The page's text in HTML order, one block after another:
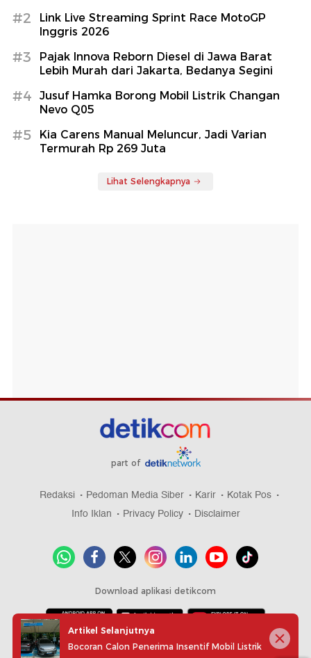
#2
Link Live Streaming Sprint Race MotoGP
Inggris 2026
#3
Pajak Innova Reborn Diesel di Jawa Barat
Lebih Murah dari Jakarta, Bedanya Segini
#4
Jusuf Hamka Borong Mobil Listrik Changan
Nevo Q05
#5
Kia Carens Manual Meluncur, Jadi Varian
Termurah Rp 269 Juta
Lihat Selengkapnya
part of
Redaksi Pedoman Media Siber Karir
Kotak Pos
Info Iklan
Privacy Policy Disclaimer
Download aplikasi detikcom
Copyright @ 2026 detikcom, All right reserved
Artikel Selanjutnya
Bocoran Calon Penerima Insentif Mobil Listrik